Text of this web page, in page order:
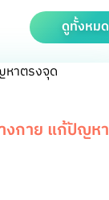
ดูทั้งหมด
งกาย แก้ปัญหา